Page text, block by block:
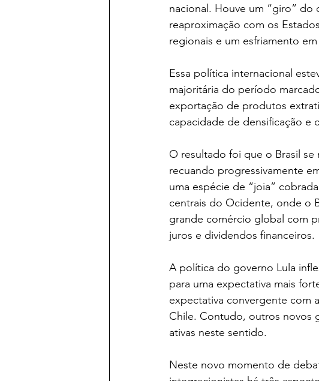
nacional. Houve um “giro” do
reaproximação com os
regionais e um esfriamento
Essa política internacional
majoritária do período
exportação de produtos
capacidade de densificação e
O resultado foi que o Brasil
recuando progressivamente
uma espécie de “joia”
centrais do Ocidente, onde o
grande comércio global com
juros e dividendos financeiros.
A política do governo Lula
para uma expectativa mais
expectativa convergente com
Chile. Contudo, outros novos
ativas neste sentido.
Neste novo momento de